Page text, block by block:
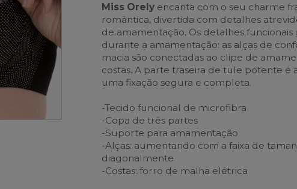
Miss Orely encanta com o seu charme
romântica, divertida com detalhes
de amamentação. Os detalhes
durante a amamentação: as alças de
macia são conectadas ao clipe de
costas. A parte traseira de tule potente é
uma fixação segura e completa.
-Tecido funcional de microfibra
-Copa de três partes
-Suporte para amamentação
-Alças: aumentando com a faixa de
diagonalmente
-Costas: forro de malha elétrica